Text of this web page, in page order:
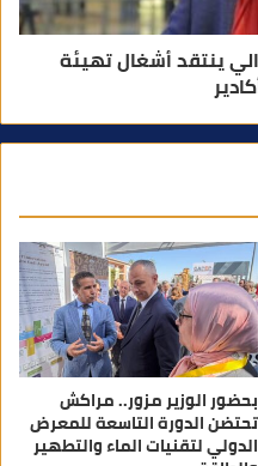
ينتقد أشغال تهيئة
بحضور الوزير مزور.. مراكش
تحتضن الدورة التاسعة للمعرض
الدولي لتقنيات الماء والتطهير